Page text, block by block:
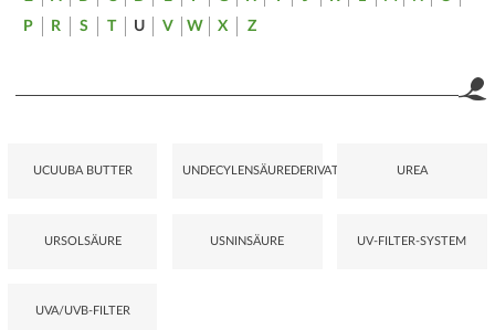
P
R S T U V W X Z
UCUUBA BUTTER UNDECYLENSÄUREDERIVAT UREA
URSOLSÄURE USNINSÄURE UV-FILTER-SYSTEM
UVA/UVB-FILTER